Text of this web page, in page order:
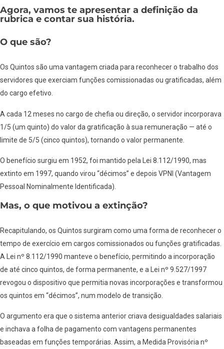
Agora, vamos te apresentar a definição da
rubrica e contar sua história.
O que são?
Os Quintos são uma vantagem criada para reconhecer o trabalho dos
servidores que exerciam funções comissionadas ou gratificadas, além
do cargo efetivo.
A cada 12 meses no cargo de chefia ou direção, o servidor incorporava
1/5 (um quinto) do valor da gratificação à sua remuneração — até o
limite de 5/5 (cinco quintos), tornando o valor permanente.
O benefício surgiu em 1952, foi mantido pela Lei 8.112/1990, mas
extinto em 1997, quando virou “décimos” e depois VPNI (Vantagem
Pessoal Nominalmente Identificada).
Mas, o que motivou a extinção?
Recapitulando, os Quintos surgiram como uma forma de reconhecer o
tempo de exercício em cargos comissionados ou funções gratificadas.
A Lei nº 8.112/1990 manteve o benefício, permitindo a incorporação
de até cinco quintos, de forma permanente, e a Lei nº 9.527/1997
revogou o dispositivo que permitia novas incorporações e transformou
os quintos em “décimos”, num modelo de transição.
O argumento era que o sistema anterior criava desigualdades salariais
e inchava a folha de pagamento com vantagens permanentes
baseadas em funções temporárias. Assim, a Medida Provisória nº